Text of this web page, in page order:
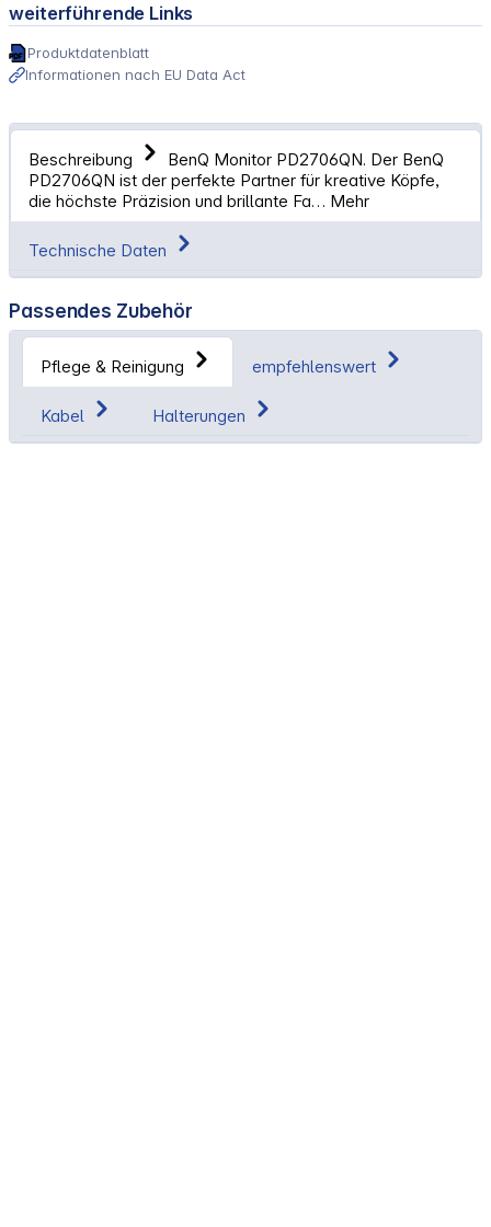
weiterführende Links
Produktdatenblatt
Informationen nach EU Data Act
Beschreibung
BenQ Monitor PD2706QN. Der BenQ
PD2706QN ist der perfekte Partner für kreative Köpfe,
die höchste Präzision und brillante Fa… Mehr
Technische Daten
Passendes Zubehör
Pflege & Reinigung empfehlenswert
Kabel Halterungen